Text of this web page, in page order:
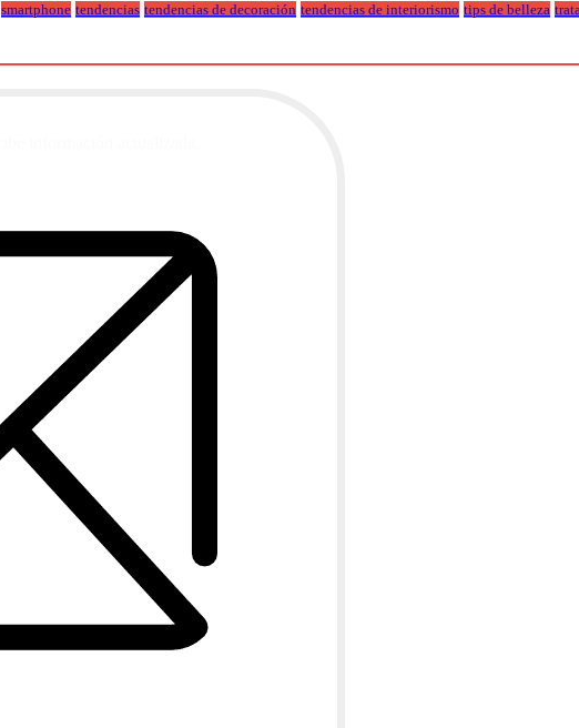
smartphone tendencias tendencias de decoración tendencias de interiorismo tips de belleza